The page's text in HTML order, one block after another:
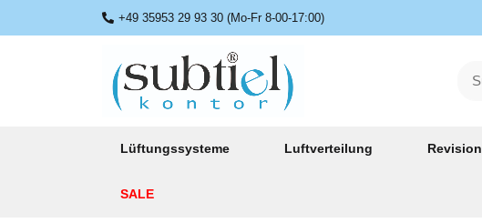
+49 35953 29 93 30 (Mo-Fr 8-00-17:00)
Lüftungssysteme Luftverteilung Revision
SALE